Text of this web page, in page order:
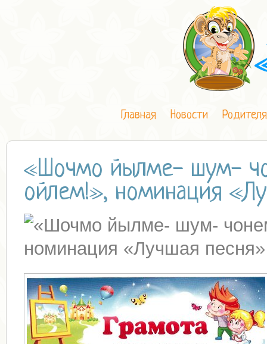
Главная Новости
«Шочмо йылме- шум-
ойлем!», номинация